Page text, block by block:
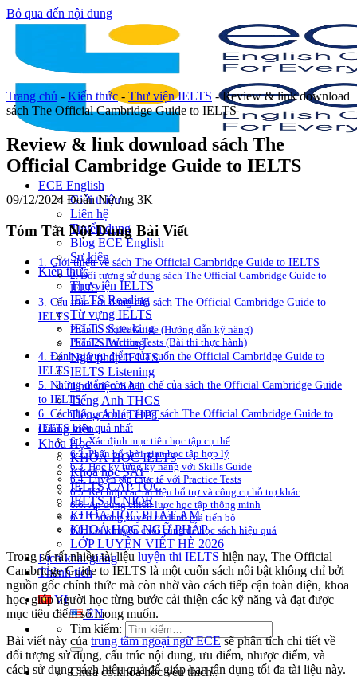
Bỏ qua đến nội dung
ECE English
Giới thiệu
Liên hệ
Tuyển dụng
Blog ECE English
Sự kiện
Kiến thức
Thư viện IELTS
IELTS Reading
Từ vựng IELTS
IELTS Speaking
IELTS Writing
Ngữ pháp IELTS
IELTS Listening
Thư viện SAT
Tiếng Anh THCS
Tiếng Anh THPT
Giảng viên
Khóa Học
KHOÁ HỌC IELTS
Khoá học SAT
IELTS CẤP TỐC
IELTS JUNIOR
KHÓA HỌC PHÁT ÂM
KHOÁ HỌC NGỮ PHÁP
LỚP LUYỆN VIẾT HÈ 2026
Lịch khai giảng
Thành tích
VI
EN
Tìm kiếm:
Chưa có khóa học yêu thích.
Trang chủ - Kiến thức - Thư viện IELTS -Review & link download
sách The Official Cambridge Guide to IELTS
Review & link download sách The
Official Cambridge Guide to IELTS
09/12/2024 Đoàn Nương 3K
Tóm Tắt Nội Dung Bài Viết
1. Giới thiệu về sách The Official Cambridge Guide to IELTS
2. Đối tượng sử dụng sách The Official Cambridge Guide to
IELTS
3. Cấu trúc nội dung của sách The Official Cambridge Guide to
IELTS
Phần 1: Skills Guide (Hướng dẫn kỹ năng)
Phần 2: Practice Tests (Bài thi thực hành)
4. Đánh giá ưu điểm của cuốn the Official Cambridge Guide to
IELTS
5. Những điểm còn hạn chế của sách the Official Cambridge Guide
to IELTS
6. Cách học, cách áp dụng sách The Official Cambridge Guide to
IELTS hiệu quả nhất
6.1. Xác định mục tiêu học tập cụ thể
6.2. Phân bổ thời gian học tập hợp lý
6.3. Học kỹ từng kỹ năng với Skills Guide
6.4. Luyện tập thực tế với Practice Tests
6.5. Kết hợp các tài liệu bổ trợ và công cụ hỗ trợ khác
6.6. Áp dụng chiến lược học tập thông minh
6.7. Thường xuyên tự đánh giá tiến bộ
6.8. Lời khuyên cuối cùng để học sách hiệu quả
Trong số rất nhiều tài liệu luyện thi IELTS hiện nay, The Official
Cambridge Guide to IELTS là một cuốn sách nổi bật không chỉ bởi
nguồn gốc chính thức mà còn nhờ vào cách tiếp cận toàn diện, khoa
học, giúp người học từng bước cải thiện các kỹ năng và đạt được
mục tiêu điểm số mong muốn.
Bài viết này của trung tâm ngoại ngữ ECEsẽ phân tích chi tiết về
đối tượng sử dụng, cấu trúc nội dung, ưu điểm, nhược điểm, và
cách sử dụng sách hiệu quả để giúp bạn tận dụng tối đa tài liệu này.